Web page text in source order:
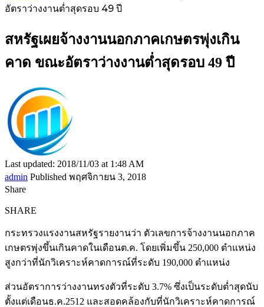
อัตราว่างงานต่ำสุดรอบ 49 ปี
สหรัฐเผยจ้างงานนอกภาคเกษตรพุ่งเกิน
คาด ขณะอัตราว่างงานต่ำสุดรอบ 49 ปี
Last updated: 2018/11/03 at 1:48 AM
admin Published พฤศจิกายน 3, 2018
Share
SHARE
กระทรวงแรงงานสหรัฐรายงานว่า ตัวเลขการจ้างงานนอกภาค
เกษตรพุ่งขึ้นเกินคาดในเดือนต.ค. โดยเพิ่มขึ้น 250,000 ตำแหน่ง
สูงกว่าที่นักวิเคราะห์คาดการณ์ที่ระดับ 190,000 ตำแหน่ง
ส่วนอัตราการว่างงานทรงตัวที่ระดับ 3.7% ซึ่งเป็นระดับต่ำสุดนับ
ตั้งแต่เดือนธ.ค.2512 และสอดคล้องกับที่นักวิเคราะห์คาดการณ์